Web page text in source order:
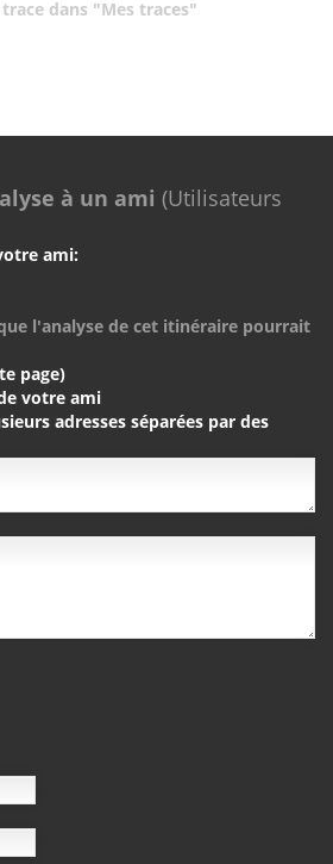
dans "Mes traces"
à un ami (Utilisateurs
ami:
l'analyse de cet itinéraire pourrait
page)
votre ami
adresses séparées par des